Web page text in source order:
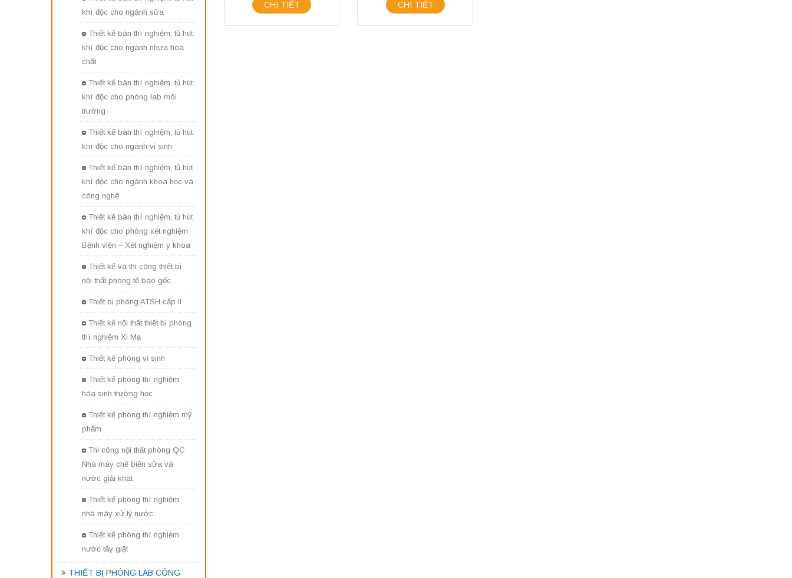
khí độc cho ngành sữa
Thiết kế bàn thí nghiệm, tủ hút
khí độc cho ngành nhựa hóa
chất
Thiết kế bàn thí nghiệm, tủ hút
khí độc cho phòng lab môi
trường
Thiết kế bàn thí nghiệm, tủ hút
khí độc cho ngành vi sinh
Thiết kế bàn thí nghiệm, tủ hút
khí độc cho ngành khoa học và
công nghệ
Thiết kế bàn thí nghiệm, tủ hút
khí độc cho phòng xét nghiệm
Bệnh viện – Xét nghiệm y khoa
Thiết kế và thi công thiết bị
nội thất phòng tế bào gốc
Thiết bị phòng ATSH cấp II
Thiết kế nội thất thiết bị phòng
thí nghiệm Xi Mạ
Thiết kế phòng vi sinh
Thiết kế phòng thí nghiệm
hóa sinh trường học
Thiết kế phòng thí nghiệm mỹ
phẩm
Thi công nội thất phòng QC
Nhà máy chế biến sữa và
nước giải khát
Thiết kế phòng thí nghiệm
nhà máy xử lý nước
Thiết kế phòng thí nghiệm
nước tẩy giặt
THIẾT BỊ PHÒNG LAB CÔNG
CHI TIẾT CHI TIẾT